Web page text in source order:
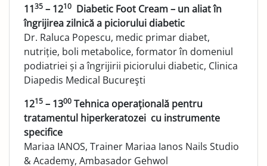
1135 – 1210 Diabetic Foot Cream – un aliat în
îngrijirea zilnică a piciorului diabetic
Dr. Raluca Popescu, medic primar diabet,
nutriție, boli metabolice, formator în domeniul
podiatriei și a îngrijirii piciorului diabetic, Clinica
Diapedis Medical Bucureşti
1215 – 1300 Tehnica operațională pentru
tratamentul hiperkeratozei cu instrumente
specifice
Mariaa IANOS, Trainer Mariaa Ianos Nails Studio
& Academy, Ambasador Gehwol